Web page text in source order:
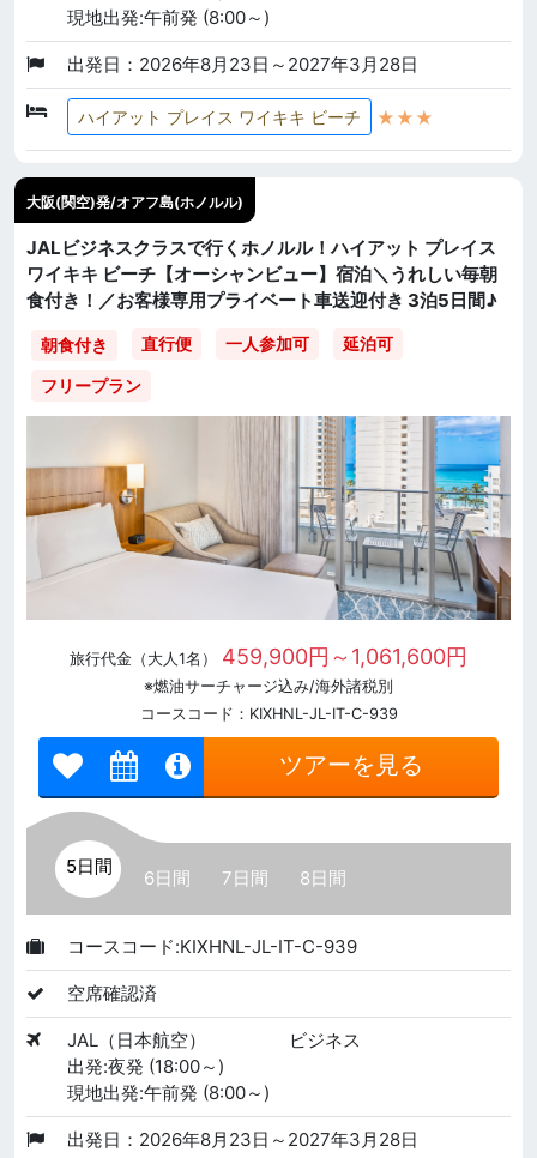
現地出発:午前発 (8:00～)
出発日：2026年8月23日～2027年3月28日
ハイアット プレイス ワイキキ ビーチ ★★★
大阪(関空)発/オアフ島(ホノルル)
JALビジネスクラスで行くホノルル！ハイアット プレイス
ワイキキ ビーチ【オーシャンビュー】宿泊＼うれしい毎朝
食付き！／お客様専用プライベート車送迎付き 3泊5日間♪
朝食付き 直行便 一人参加可 延泊可
フリープラン
旅行代金（大人1名） 459,900円～1,061,600円
※燃油サーチャージ込み/海外諸税別
コースコード：KIXHNL-JL-IT-C-939
ツアーを見る
5日間
6日間 7日間 8日間
コースコード:KIXHNL-JL-IT-C-939
空席確認済
JAL（日本航空）
ビジネス
出発:夜発 (18:00～)
現地出発:午前発 (8:00～)
出発日：2026年8月23日～2027年3月28日